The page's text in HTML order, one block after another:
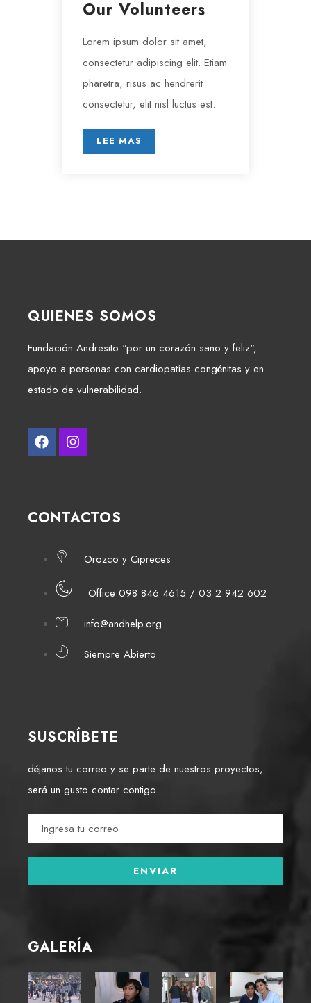
Our Volunteers
Lorem ipsum dolor sit amet,
consectetur adipiscing elit. Etiam
pharetra, risus ac hendrerit
consectetur, elit nisl luctus est.
LEE MAS
QUIENES SOMOS
Fundación Andresito "por un corazón sano y feliz",
apoyo a personas con cardiopatías congénitas y en
estado de vulnerabilidad.
CONTACTOS
Orozco y Cipreces
Office 098 846 4615 / 03 2 942 602
info@andhelp.org
Siempre Abierto
SUSCRÍBETE
déjanos tu correo y se parte de nuestros proyectos,
será un gusto contar contigo.
GALERÍA